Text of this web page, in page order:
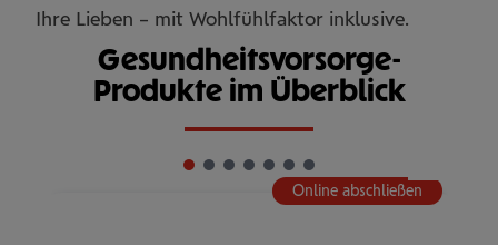
Ihre Lieben – mit Wohlfühlfaktor inklusive.
Gesundheitsvorsorge-
Produkte im Überblick
Online abschließen